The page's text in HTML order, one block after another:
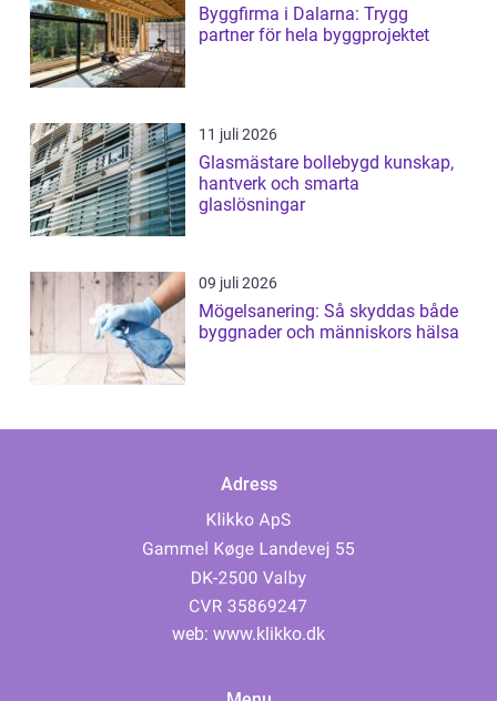
Byggfirma i Dalarna: Trygg
partner för hela byggprojektet
11 juli 2026
Glasmästare bollebygd kunskap,
hantverk och smarta
glaslösningar
09 juli 2026
Mögelsanering: Så skyddas både
byggnader och människors hälsa
Adress
web: www.klikko.dk